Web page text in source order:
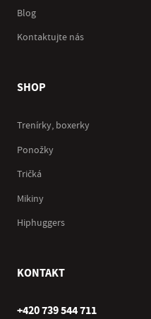
Blog
Kontaktujte nás
SHOP
Trenírky, boxerky
Ponožky
Tričká
Mikiny
Hiphuggers
KONTAKT
+420 739 544 711